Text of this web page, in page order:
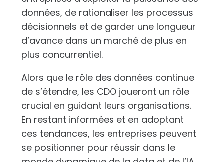
données, de rationaliser les processus
décisionnels et de garder une longueur
d’avance dans un marché de plus en
plus concurrentiel.
Alors que le rôle des données continue
de s’étendre, les CDO joueront un rôle
crucial en guidant leurs organisations.
En restant informées et en adoptant
ces tendances, les entreprises peuvent
se positionner pour réussir dans le